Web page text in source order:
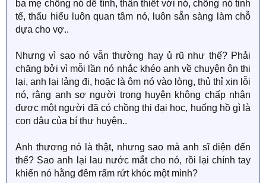
ba mẹ chồng nó dễ tính, thân thiết với nó, chồng nó tinh
tế, thấu hiểu luôn quan tâm nó, luôn sẵn sàng làm chỗ
dựa cho vợ..
Nhưng vì sao nó vẫn thường hay ủ rũ như thế? Phải
chăng bởi vì mỗi lần nó nhắc khéo anh về chuyện ôn thi
lại, anh lại lảng đi, hoặc là ôm nó vào lòng, thủ thỉ xin lỗi
nó, rằng anh sợ người trong huyện không chấp nhận
được một người đã có chồng thi đại học, huống hồ gì là
con dâu của bí thư huyện..
Anh thương nó là thật, nhưng sao mà anh sĩ diện đến
thế? Sao anh lại lau nước mắt cho nó, rồi lại chính tay
khiến nó hằng đêm rấm rứt khóc một mình?